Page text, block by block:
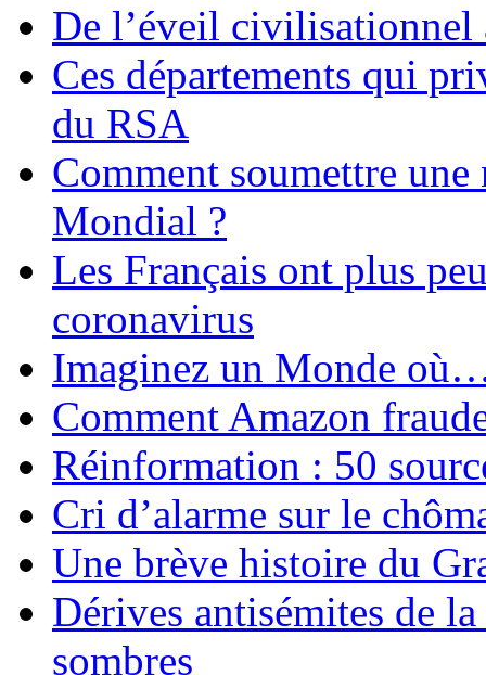
De l’éveil
Ces départements qui
du RSA
Comment soumettre
Mondial ?
Les Français ont plus
coronavirus
Imaginez un Monde
Comment Amazon
Réinformation : 50
Cri d’alarme sur le
Une brève histoire du
Dérives antisémites de
sombres